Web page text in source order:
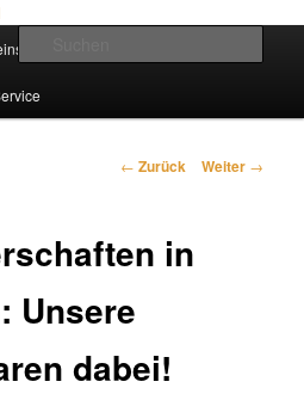
im Walbachtal
ein Weg
Beitrags-
← Zurück Weiter →
in
Unsere
dabei!